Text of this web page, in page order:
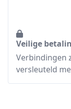
Veilige
Verbindingen
versleuteld